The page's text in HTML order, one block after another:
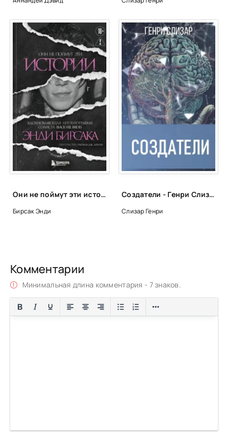
Они не поймут эти истории: Вдохновляющая автобиография солиста Black Veil Brides Энди Бирсака - Энди Бирсак
Бирсак Энди
Создатели - Генри Слизар
Слизар Генри
Комментарии
Минимальная длина комментария - 7 знаков.